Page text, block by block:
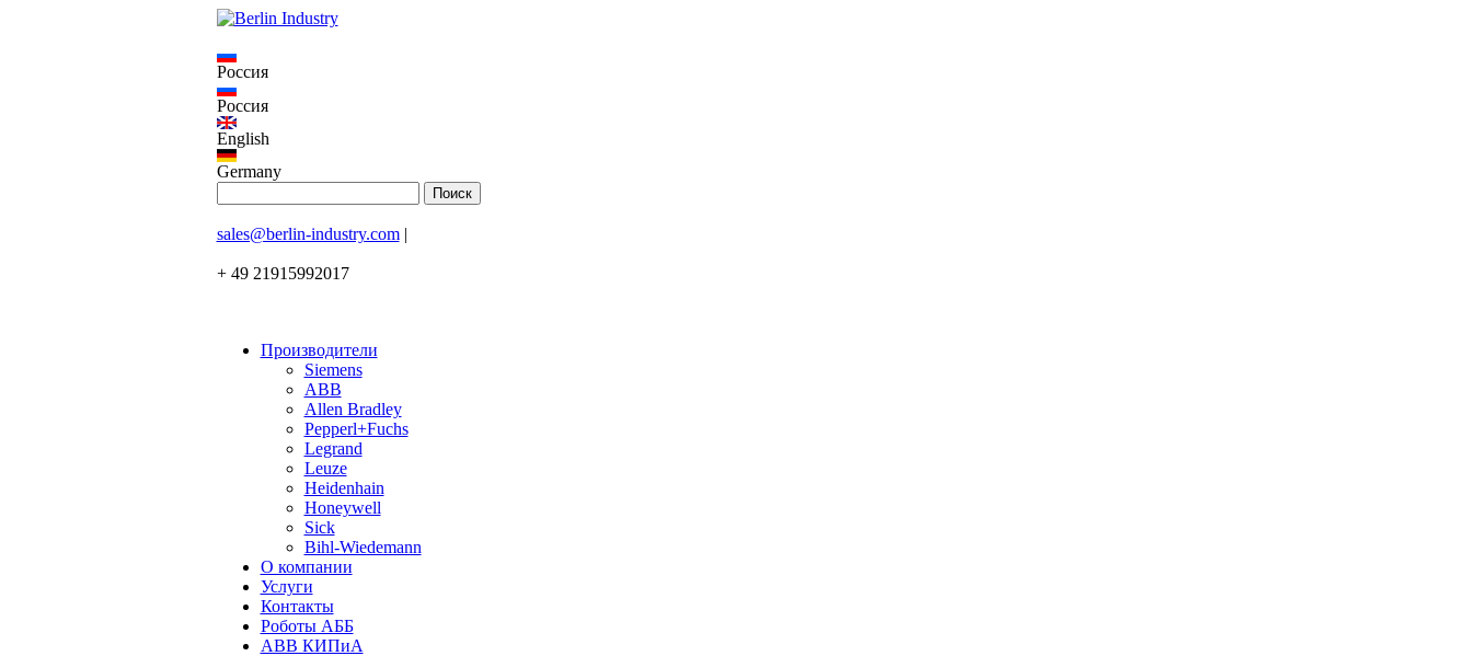
Россия
Россия
English
Germany
sales@berlin-industry.com|
+ 49 21915992017
Производители
Siemens
ABB
Allen Bradley
Pepperl+Fuchs
Legrand
Leuze
Heidenhain
Honeywell
Sick
Bihl-Wiedemann
О компании
Услуги
Контакты
Роботы АББ
ABB КИПиА